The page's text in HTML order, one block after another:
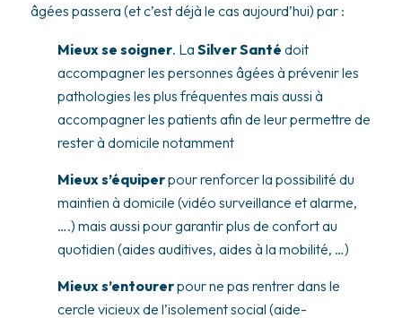
âgées passera (et c’est déjà le cas aujourd’hui) par :
Mieux se soigner. La Silver Santé doit
accompagner les personnes âgées à prévenir les
pathologies les plus fréquentes mais aussi à
accompagner les patients afin de leur permettre de
rester à domicile notamment
Mieux s’équiperpour renforcer la possibilité du
maintien à domicile (vidéo surveillance et alarme,
….) mais aussi pour garantir plus de confort au
quotidien (aides auditives, aides à la mobilité, …)
Mieux s’entourerpour ne pas rentrer dans le
cercle vicieux de l’isolement social (aide-